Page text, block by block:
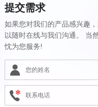
提交需求
如果您对我们的产品感兴趣
以随时在线与我们沟通。 当
忱为您服务!